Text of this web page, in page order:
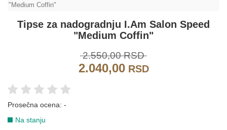
"Medium Coffin"
Tipse za nadogradnju I.Am Salon Speed
"Medium Coffin"
2.550,00 RSD
2.040,00RSD
Prosečna ocena: -
Na stanju